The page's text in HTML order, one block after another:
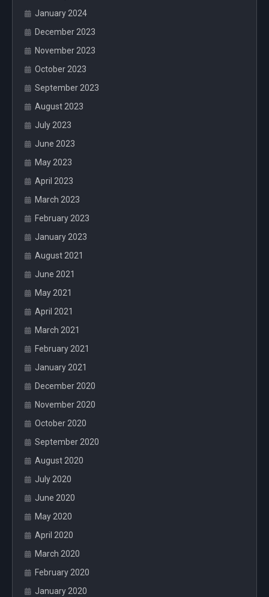
January 2024
December 2023
November 2023
October 2023
September 2023
August 2023
July 2023
June 2023
May 2023
April 2023
March 2023
February 2023
January 2023
August 2021
June 2021
May 2021
April 2021
March 2021
February 2021
January 2021
December 2020
November 2020
October 2020
September 2020
August 2020
July 2020
June 2020
May 2020
April 2020
March 2020
February 2020
January 2020